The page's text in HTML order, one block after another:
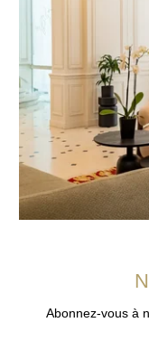
Abonnez-vous à